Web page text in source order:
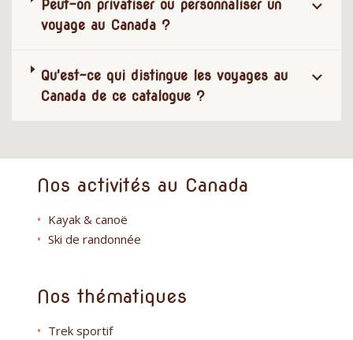
Peut-on privatiser ou personnaliser un
voyage au Canada ?
Qu'est-ce qui distingue les voyages au
Canada de ce catalogue ?
Nos activités au Canada
Kayak & canoë
Ski de randonnée
Nos thématiques
Trek sportif